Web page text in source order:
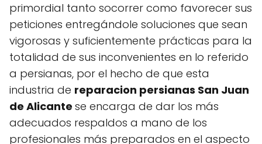
primordial tanto socorrer como favorecer sus
peticiones entregándole soluciones que sean
vigorosas y suficientemente prácticas para la
totalidad de sus inconvenientes en lo referido
a persianas, por el hecho de que esta
industria de reparacion persianas San Juan
de Alicante se encarga de dar los más
adecuados respaldos a mano de los
profesionales más preparados en el aspecto